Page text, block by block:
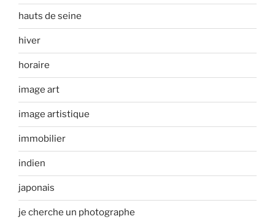
hauts de seine
hiver
horaire
image art
image artistique
immobilier
indien
japonais
je cherche un photographe